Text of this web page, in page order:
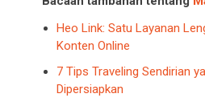
Heo Link: Satu Layanan
Konten Online
7 Tips Traveling Sendirian
Dipersiapkan